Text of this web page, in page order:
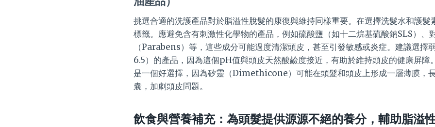
挑選合適的洗護產品對於脂溢性脫髮的康復與維持同樣重要。在選擇洗髮水和護髮
標籤。應避免含有刺激性化學物的產品，例如硫酸鹽（如十二烷基硫酸鈉SLS）、
（Parabens）等，這些成分可能過度清潔頭皮，甚至引發敏感或炎症。建議選擇
6.5）的產品，因為這個pH值與頭皮天然酸鹼度接近，有助於維持頭皮的健康屏障
是一個好選擇，因為矽靈（Dimethicone）可能在頭髮和頭皮上形成一層薄膜，
囊，加劇頭皮問題。
飲食與營養補充：為頭髮提供源源不絕的養分，輔助脂溢